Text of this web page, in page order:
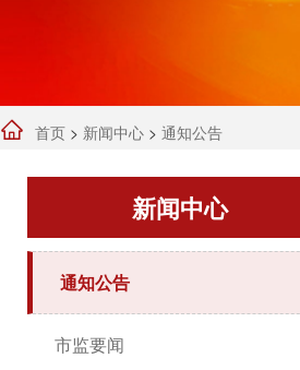
首页 > 新闻中心 > 通知公告
新闻中心
通知公告
市监要闻